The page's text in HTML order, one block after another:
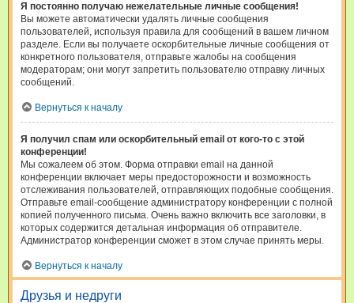
Я постоянно получаю нежелательные личные сообщения!
Вы можете автоматически удалять личные сообщения
пользователей, используя правила для сообщений в вашем личном
разделе. Если вы получаете оскорбительные личные сообщения от
конкретного пользователя, отправьте жалобы на сообщения
модераторам; они могут запретить пользователю отправку личных
сообщений.
Вернуться к началу
Я получил спам или оскорбительный email от кого-то с этой
конференции!
Мы сожалеем об этом. Форма отправки email на данной
конференции включает меры предосторожности и возможность
отслеживания пользователей, отправляющих подобные сообщения.
Отправьте email-сообщение администратору конференции с полной
копией полученного письма. Очень важно включить все заголовки, в
которых содержится детальная информация об отправителе.
Администратор конференции сможет в этом случае принять меры.
Вернуться к началу
Друзья и недруги